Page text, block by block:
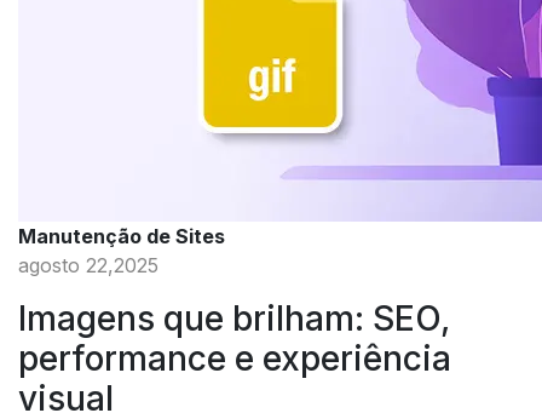
Manutenção de Sites
agosto 22,2025
Imagens que brilham: SEO,
performance e experiência
visual